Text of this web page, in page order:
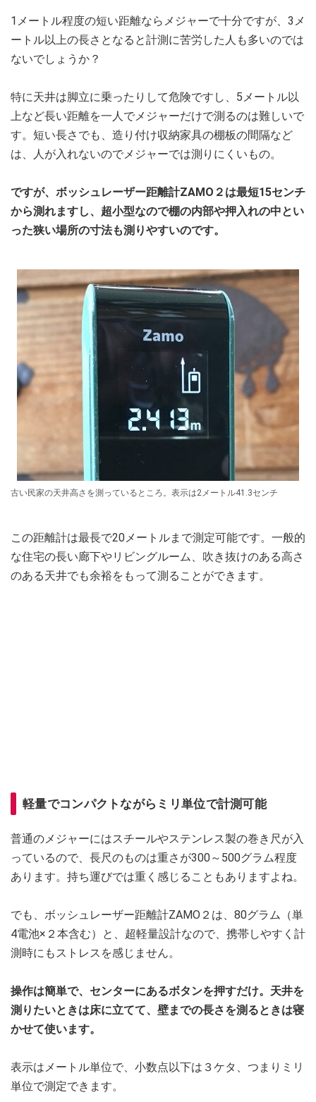
1メートル程度の短い距離ならメジャーで十分ですが、3メ
ートル以上の長さとなると計測に苦労した人も多いのでは
ないでしょうか？
特に天井は脚立に乗ったりして危険ですし、5メートル以
上など長い距離を一人でメジャーだけで測るのは難しいで
す。短い長さでも、造り付け収納家具の棚板の間隔など
は、人が入れないのでメジャーでは測りにくいもの。
ですが、ボッシュレーザー距離計ZAMO２は最短15センチ
から測れますし、超小型なので棚の内部や押入れの中とい
った狭い場所の寸法も測りやすいのです。
古い民家の天井高さを測っているところ。表示は2メートル41.3センチ
この距離計は最長で20メートルまで測定可能です。一般的
な住宅の長い廊下やリビングルーム、吹き抜けのある高さ
のある天井でも余裕をもって測ることができます。
軽量でコンパクトながらミリ単位で計測可能
普通のメジャーにはスチールやステンレス製の巻き尺が入
っているので、長尺のものは重さが300～500グラム程度
あります。持ち運びでは重く感じることもありますよね。
でも、ボッシュレーザー距離計ZAMO２は、80グラム（単
4電池×２本含む）と、超軽量設計なので、携帯しやすく計
測時にもストレスを感じません。
操作は簡単で、センターにあるボタンを押すだけ。天井を
測りたいときは床に立てて、壁までの長さを測るときは寝
かせて使います。
表示はメートル単位で、小数点以下は３ケタ、つまりミリ
単位で測定できます。